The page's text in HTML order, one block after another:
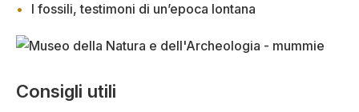
I fossili, testimoni di un’epoca lontana
Consigli utili